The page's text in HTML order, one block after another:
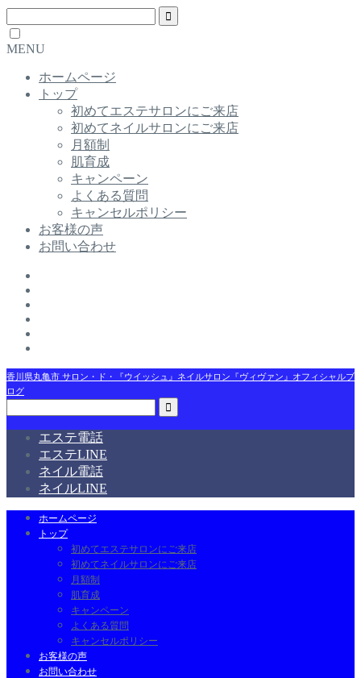
MENU
ホームページ
トップ
初めてエステサロンにご来店
初めてネイルサロンにご来店
月額制
肌育成
キャンペーン
よくある質問
キャンセルポリシー
お客様の声
お問い合わせ
香川県丸亀市 サロン・ド・『ウイッシュ』ネイルサロン『ヴィヴァン』オフィシャルブ
ログ
エステ電話
エステLINE
ネイル電話
ネイルLINE
ホームページ
トップ
初めてエステサロンにご来店
初めてネイルサロンにご来店
月額制
肌育成
キャンペーン
よくある質問
キャンセルポリシー
お客様の声
お問い合わせ